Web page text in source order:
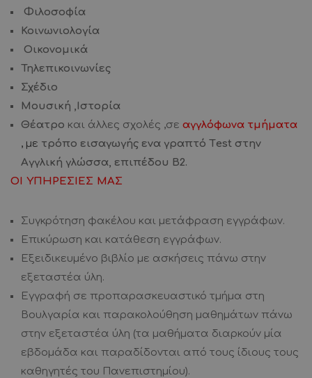
Φιλοσοφία
Κοινωνιολογία
Oικονομικά
Τηλεπικοινωνίες
Σχέδιο
Μουσική ,Ιστορία
Θέατρο και άλλες σχολές ,σε αγγλόφωνα τμήματα
, με τρόπο εισαγωγής ενα γραπτό Τest στην
Αγγλική γλώσσα, επιπέδου Β2.
ΟΙ ΥΠΗΡΕΣΙΕΣ ΜΑΣ
Συγκρότηση φακέλου και μετάφραση εγγράφων.
Επικύρωση και κατάθεση εγγράφων.
Εξειδικευμένο βιβλίο με ασκήσεις πάνω στην
εξεταστέα ύλη.
Εγγραφή σε προπαρασκευαστικό τμήμα στη
Βουλγαρία και παρακολούθηση μαθημάτων πάνω
στην εξεταστέα ύλη (τα μαθήματα διαρκούν μία
εβδομάδα και παραδίδονται από τους ίδιους τους
καθηγητές του Πανεπιστημίου).